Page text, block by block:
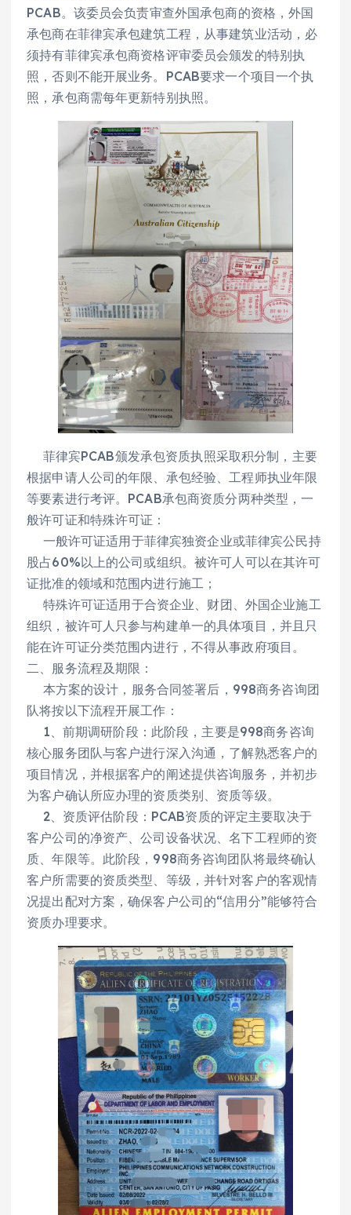
PCAB。该委员会负责审查外国承包商的资格，外国
承包商在菲律宾承包建筑工程，从事建筑业活动，必
须持有菲律宾承包商资格评审委员会颁发的特别执
照，否则不能开展业务。PCAB要求一个项目一个执
照，承包商需每年更新特别执照。
菲律宾PCAB颁发承包资质执照采取积分制，主要
根据申请人公司的年限、承包经验、工程师执业年限
等要素进行考评。PCAB承包商资质分两种类型，一
般许可证和特殊许可证：
一般许可证适用于菲律宾独资企业或菲律宾公民持
股占60%以上的公司或组织。被许可人可以在其许可
证批准的领域和范围内进行施工；
特殊许可证适用于合资企业、财团、外国企业施工
组织，被许可人只参与构建单一的具体项目，并且只
能在许可证分类范围内进行，不得从事政府项目。
二、服务流程及期限：
本方案的设计，服务合同签署后，998商务咨询团
队将按以下流程开展工作：
1、前期调研阶段：此阶段，主要是998商务咨询
核心服务团队与客户进行深入沟通，了解熟悉客户的
项目情况，并根据客户的阐述提供咨询服务，并初步
为客户确认所应办理的资质类别、资质等级。
2、资质评估阶段：PCAB资质的评定主要取决于
客户公司的净资产、公司设备状况、名下工程师的资
质、年限等。此阶段，998商务咨询团队将最终确认
客户所需要的资质类型、等级，并针对客户的客观情
况提出配对方案，确保客户公司的“信用分”能够符合
资质办理要求。